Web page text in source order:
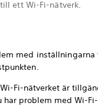
ett Wi-Fi-nätverk.
med inställningarna
Fi-nätverket är
har problem med Wi-